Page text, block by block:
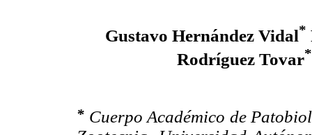
Gustavo Hernández Vidal*
Rodríguez Tovar*
* Cuerpo Académico de